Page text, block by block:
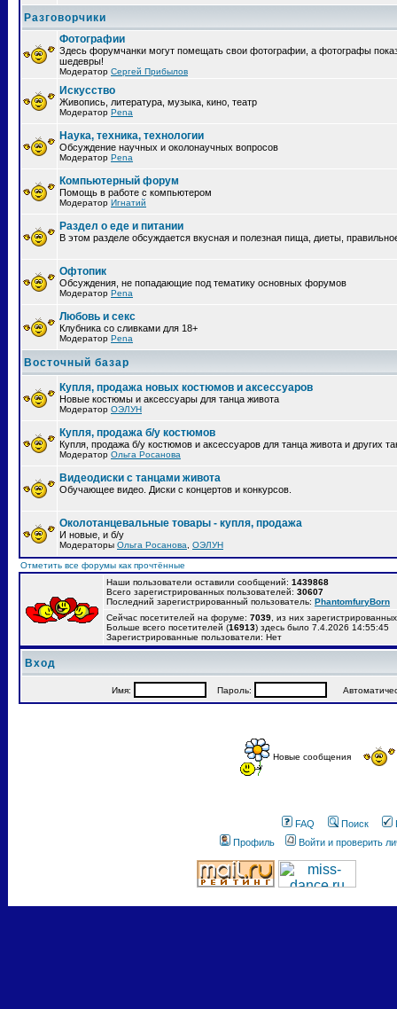
Разговорчики
Фотографии
Здесь форумчанки могут помещать свои фотографии, а фотографы
шедевры!
Модератор Сергей Прибылов
Искусство
Живопись, литература, музыка, кино, театр
Модератор Pena
Наука, техника, технологии
Обсуждение научных и околонаучных вопросов
Модератор Pena
Компьютерный форум
Помощь в работе с компьютером
Модератор Игнатий
Раздел о еде и питании
В этом разделе обсуждается вкусная и полезная пища, диеты,
Офтопик
Обсуждения, не попадающие под тематику основных форумов
Модератор Pena
Любовь и секс
Клубника со сливками для 18+
Модератор Pena
Восточный базар
Купля, продажа новых костюмов и аксессуаров
Новые костюмы и аксессуары для танца живота
Модератор ОЭЛУН
Купля, продажа б/у костюмов
Купля, продажа б/у костюмов и аксессуаров для танца живота и других
Модератор Ольга Росанова
Видеодиски с танцами живота
Обучающее видео. Диски с концертов и конкурсов.
Околотанцевальные товары - купля, продажа
И новые, и б/у
Модераторы Ольга Росанова ОЭЛУН
Отметить все форумы как прочтённые
Наши пользователи оставили сообщений: 1439868
Всего зарегистрированных пользователей: 30607
Последний зарегистрированный пользователь: PhantomfuryBorn
Сейчас посетителей на форуме: 7039 , из них
Больше всего посетителей (16913) здесь было 7.4.2026 14:55:45
Зарегистрированные пользователи: Нет
Вход
Имя: Пароль:
Новые сообщения
FAQ Поиск
Профиль
Войти и проверить